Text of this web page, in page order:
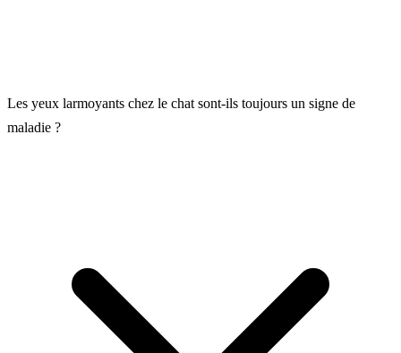
Les yeux larmoyants chez le chat sont-ils toujours un signe de
maladie ?